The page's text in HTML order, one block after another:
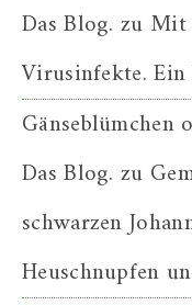
Das Blog. zu Mit
Virusinfekte. Ein
Gänseblümchen
Das Blog. zu
schwarzen
Heuschnupfen